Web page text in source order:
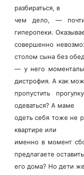
разбираться, в
чем дело, —
гиперопеки.
совершенно
столом сына без
— у него
дистрофия. А как
пропустить
одеваться? А маме
одеть себя тоже не
квартире или
именно в момент
предлагаете оставить
его дома? Но дети